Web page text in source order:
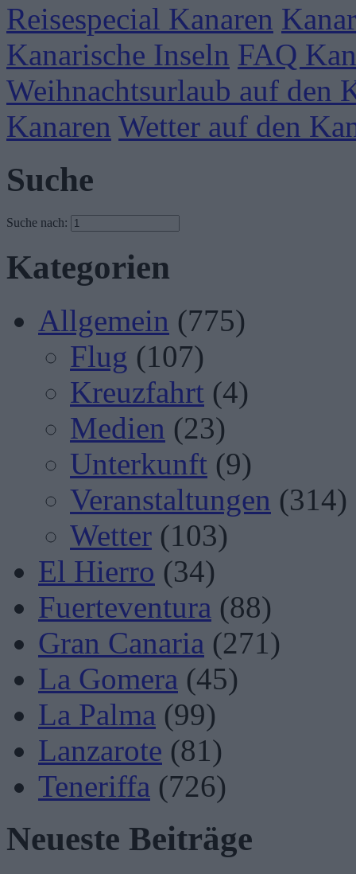
Reisespecial Kanaren
Kanarische Inseln FAQ
Weihnachtsurlaub auf den
Kanaren Wetter auf den
Suche
Suche nach:
Kategorien
Allgemein (775)
Flug (107)
Kreuzfahrt (4)
Medien (23)
Unterkunft (9)
Veranstaltungen (314)
Wetter (103)
El Hierro (34)
Fuerteventura (88)
Gran Canaria (271)
La Gomera (45)
La Palma (99)
Lanzarote (81)
Teneriffa (726)
Neueste Beiträge